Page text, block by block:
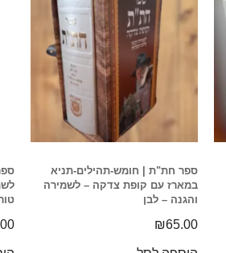
ספר חת"ת | חומש-תהילים-תניא
במארז עם קופת צדקה – לשמירה
והגנה – לבן
₪65.00